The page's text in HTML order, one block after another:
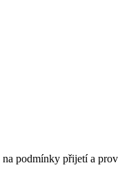
podmínky přijetí a